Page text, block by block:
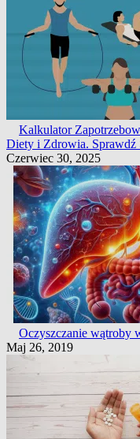
Kalkulator
Diety i Zdrowia. Sprawdź
Czerwiec 30, 2025
Oczyszczanie wątroby
Maj 26, 2019